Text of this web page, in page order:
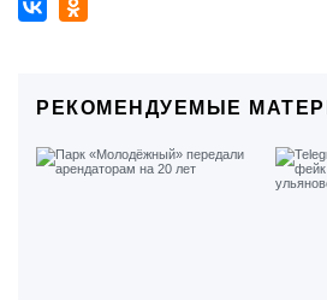
РЕКОМЕНДУЕМЫЕ